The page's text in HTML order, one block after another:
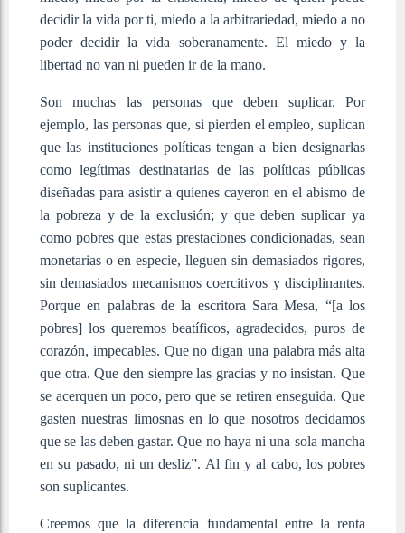
decidir la vida por ti, miedo a la arbitrariedad, miedo a no
poder decidir la vida soberanamente. El miedo y la
libertad no van ni pueden ir de la mano.
Son muchas las personas que deben suplicar. Por
ejemplo, las personas que, si pierden el empleo, suplican
que las instituciones políticas tengan a bien designarlas
como legítimas destinatarias de las políticas públicas
diseñadas para asistir a quienes cayeron en el abismo de
la pobreza y de la exclusión; y que deben suplicar ya
como pobres que estas prestaciones condicionadas, sean
monetarias o en especie, lleguen sin demasiados rigores,
sin demasiados mecanismos coercitivos y disciplinantes.
Porque en palabras de la escritora Sara Mesa, “[a los
pobres] los queremos beatíficos, agradecidos, puros de
corazón, impecables. Que no digan una palabra más alta
que otra. Que den siempre las gracias y no insistan. Que
se acerquen un poco, pero que se retiren enseguida. Que
gasten nuestras limosnas en lo que nosotros decidamos
que se las deben gastar. Que no haya ni una sola mancha
en su pasado, ni un desliz”. Al fin y al cabo, los pobres
son suplicantes.
Creemos que la diferencia fundamental entre la renta